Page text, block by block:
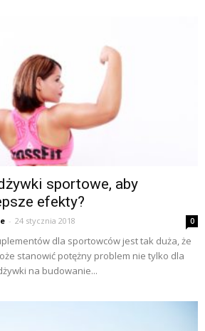
sportowe, aby
efekty?
- 24 stycznia 2018 0
dla sportowców jest tak duża, że
stanowić potężny problem nie tylko dla
na budowanie...